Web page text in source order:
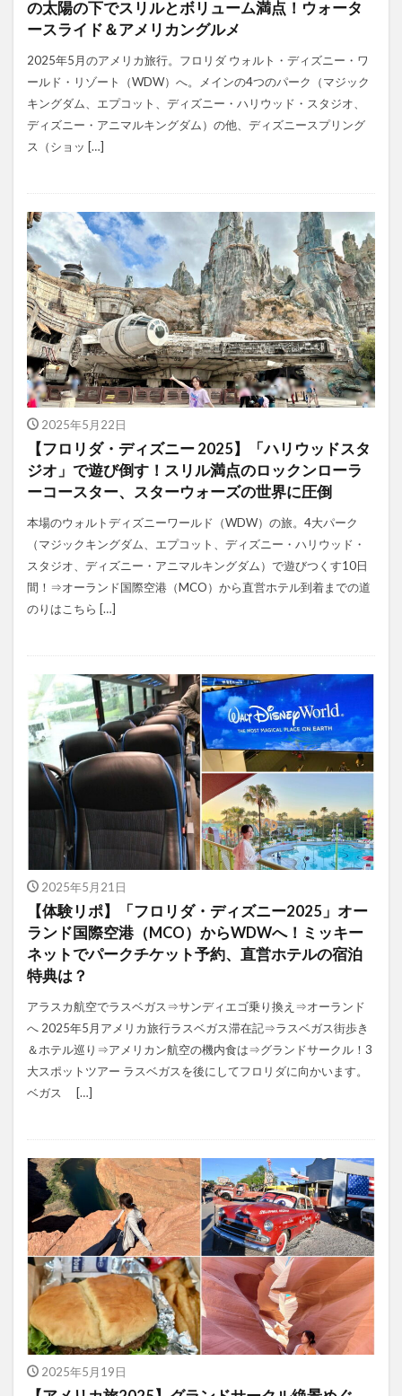
の太陽の下でスリルとボリューム満点！ウォータ
ースライド＆アメリカングルメ
2025年5月のアメリカ旅行。フロリダ ウォルト・ディズニー・ワ
ールド・リゾート（WDW）へ。メインの4つのパーク（マジック
キングダム、エプコット、ディズニー・ハリウッド・スタジオ、
ディズニー・アニマルキングダム）の他、ディズニースプリング
ス（ショッ […]
2025年5月22日
【フロリダ・ディズニー 2025】「ハリウッドスタ
ジオ」で遊び倒す！スリル満点のロックンローラ
ーコースター、スターウォーズの世界に圧倒
本場のウォルトディズニーワールド（WDW）の旅。4大パーク
（マジックキングダム、エプコット、ディズニー・ハリウッド・
スタジオ、ディズニー・アニマルキングダム）で遊びつくす10日
間！⇒オーランド国際空港（MCO）から直営ホテル到着までの道
のりはこちら […]
2025年5月21日
【体験リポ】「フロリダ・ディズニー2025」オー
ランド国際空港（MCO）からWDWへ！ミッキー
ネットでパークチケット予約、直営ホテルの宿泊
特典は？
アラスカ航空でラスベガス⇒サンディエゴ乗り換え⇒オーランド
へ 2025年5月アメリカ旅行ラスベガス滞在記⇒ラスベガス街歩き
＆ホテル巡り⇒アメリカン航空の機内食は⇒グランドサークル！3
大スポットツアー ラスベガスを後にしてフロリダに向かいます。
ベガス […]
2025年5月19日